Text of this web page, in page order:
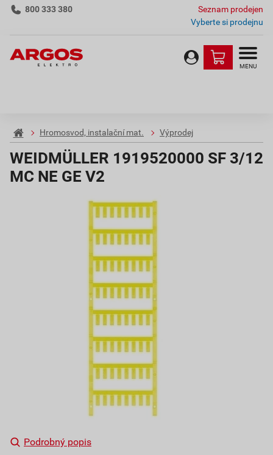
800 333 380
Seznam prodejen
Vyberte si prodejnu
MENU
Hromosvod, instalační mat. Výprodej
WEIDMÜLLER 1919520000 SF 3/12
MC NE GE V2
Podrobný popis